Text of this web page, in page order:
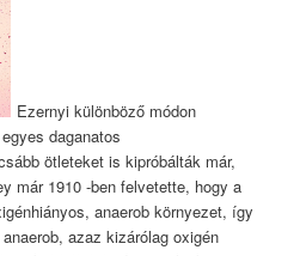
Ezernyi különböző módon
daganatos
ötleteket is kipróbálták már,
már 1910 -ben felvetette, hogy a
anaerob környezet, így
azaz kizárólag oxigén